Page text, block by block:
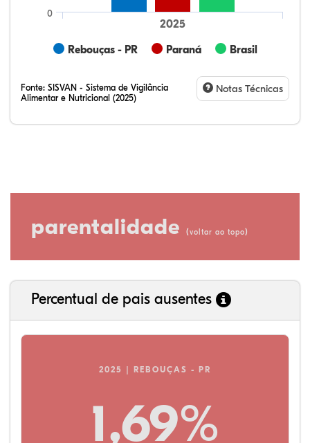
Rebouças - PR Paraná Brasil
2025
0
Fonte: SISVAN - Sistema de Vigilância
Alimentar e Nutricional (2025)
Notas Técnicas
parentalidade (voltar ao topo)
Percentual de pais ausentes
2025 | REBOUÇAS - PR
1,69%